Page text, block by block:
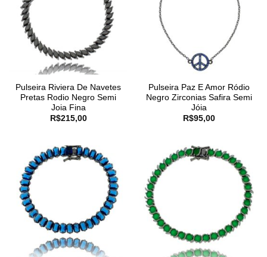
Pulseira Riviera De Navetes
Pretas Rodio Negro Semi
Joia Fina
R$215,00
Pulseira Paz E Amor Ródio
Negro Zirconias Safira Semi
Jóia
R$95,00